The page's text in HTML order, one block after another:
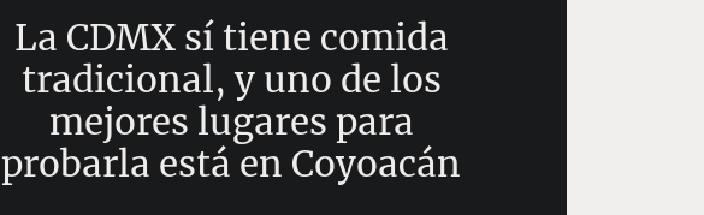
La CDMX sí tiene comida
tradicional, y uno de los
mejores lugares para
probarla está en Coyoacán